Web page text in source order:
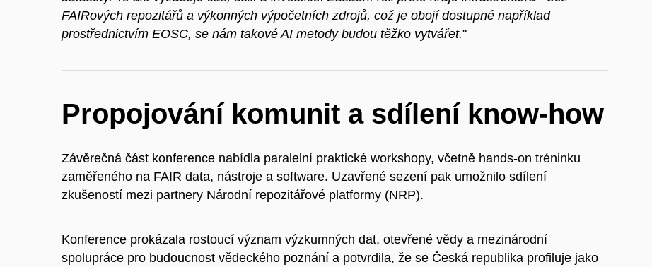
FAIRových repozitářů a výkonných výpočetních zdrojů, což je obojí dostupné například
prostřednictvím EOSC, se nám takové AI metody budou těžko vytvářet."
Propojování komunit a sdílení know-how
Závěrečná část konference nabídla paralelní praktické workshopy, včetně hands-on tréninku
zaměřeného na FAIR data, nástroje a software. Uzavřené sezení pak umožnilo sdílení
zkušeností mezi partnery Národní repozitářové platformy (NRP).
Konference prokázala rostoucí význam výzkumných dat, otevřené vědy a mezinárodní
spolupráce pro budoucnost vědeckého poznání a potvrdila, že se Česká republika profiluje jako